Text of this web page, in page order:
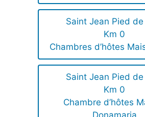
Saint Jean Pied
Km 0
Chambres d’hôtes
Saint Jean Pied
Km 0
Chambre d’hôtes
Donamaria